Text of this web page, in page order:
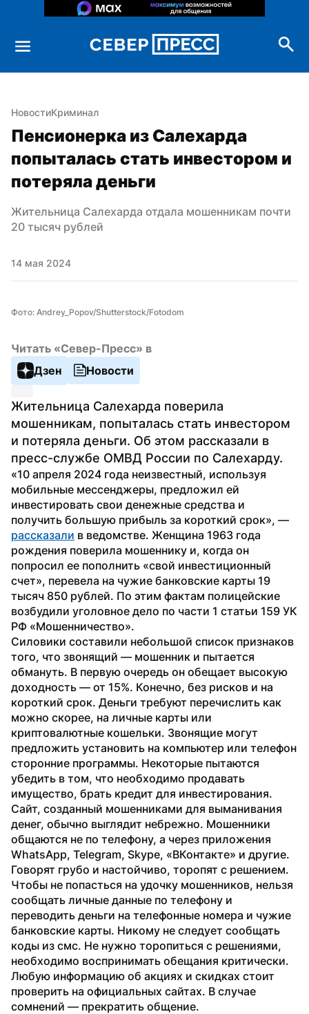
НовостиКриминал
Пенсионерка из Салехарда
попыталась стать инвестором и
потеряла деньги
Жительница Салехарда отдала мошенникам почти
20 тысяч рублей
14 мая 2024
Фото: Andrey_Popov/Shutterstock/Fotodom
Читать «Север-Пресс» в
Дзен
Новости
Жительница Салехарда поверила
мошенникам, попыталась стать инвестором
и потеряла деньги. Об этом рассказали в
пресс-службе ОМВД России по Салехарду.
«10 апреля 2024 года неизвестный, используя
мобильные мессенджеры, предложил ей
инвестировать свои денежные средства и
рассказали в ведомстве. Женщина 1963 года
рождения поверила мошеннику и, когда он
попросил ее пополнить «свой инвестиционный
счет», перевела на чужие банковские карты 19
тысяч 850 рублей. По этим фактам полицейские
возбудили уголовное дело по части 1 статьи 159 УК
РФ «Мошенничество».
Силовики составили небольшой список признаков
того, что звонящий — мошенник и пытается
обмануть. В первую очередь он обещает высокую
доходность — от 15%. Конечно, без рисков и на
короткий срок. Деньги требуют перечислить как
можно скорее, на личные карты или
криптовалютные кошельки. Звонящие могут
предложить установить на компьютер или телефон
сторонние программы. Некоторые пытаются
убедить в том, что необходимо продавать
имущество, брать кредит для инвестирования.
Сайт, созданный мошенниками для выманивания
денег, обычно выглядит небрежно. Мошенники
общаются не по телефону, а через приложения
WhatsApp, Telegram, Skype, «ВКонтакте» и другие.
Говорят грубо и настойчиво, торопят с решением.
Чтобы не попасться на удочку мошенников, нельзя
сообщать личные данные по телефону и
переводить деньги на телефонные номера и чужие
банковские карты. Никому не следует сообщать
коды из смс. Не нужно торопиться с решениями,
необходимо воспринимать обещания критически.
Любую информацию об акциях и скидках стоит
проверить на официальных сайтах. В случае
сомнений — прекратить общение.